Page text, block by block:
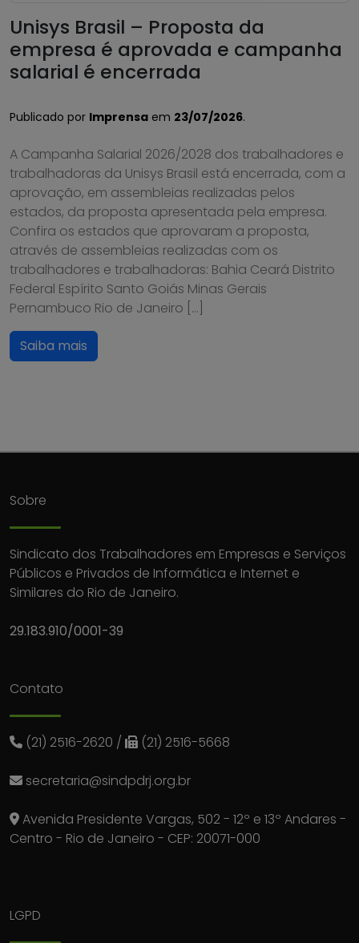
Unisys Brasil – Proposta da
empresa é aprovada e campanha
salarial é encerrada
Publicado por Imprensa em 23/07/2026.
A Campanha Salarial 2026/2028 dos trabalhadores e
trabalhadoras da Unisys Brasil está encerrada, com a
aprovação, em assembleias realizadas pelos
estados, da proposta apresentada pela empresa.
Confira os estados que aprovaram a proposta,
através de assembleias realizadas com os
trabalhadores e trabalhadoras: Bahia Ceará Distrito
Federal Espírito Santo Goiás Minas Gerais
Pernambuco Rio de Janeiro […]
Saiba mais
Sobre
Sindicato dos Trabalhadores em Empresas e Serviços
Públicos e Privados de Informática e Internet e
Similares do Rio de Janeiro.
29.183.910/0001-39
Contato
(21) 2516-2620 / (21) 2516-5668
secretaria@sindpdrj.org.br
Avenida Presidente Vargas, 502 - 12º e 13º Andares -
Centro - Rio de Janeiro - CEP: 20071-000
LGPD